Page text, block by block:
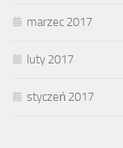
marzec 2017
luty 2017
styczeń 2017